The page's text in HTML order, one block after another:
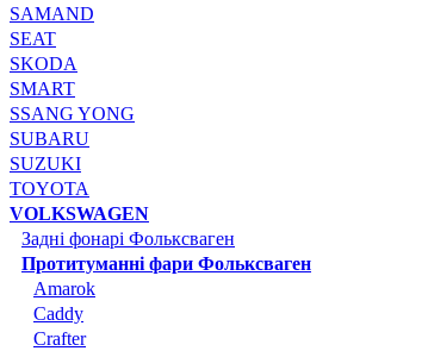
SAMAND
SEAT
SKODA
SMART
SSANG YONG
SUBARU
SUZUKI
TOYOTA
VOLKSWAGEN
Задні фонарі Фольксваген
Протитуманні фари Фольксваген
Amarok
Caddy
Crafter